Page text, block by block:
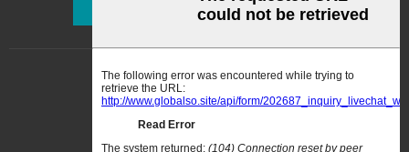
Ṣe Alabapin